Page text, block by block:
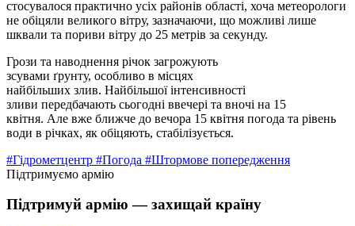
стосувалося практично усіх районів області, хоча метеорологи
не обіцяли великого вітру, зазначаючи, що можливі лише
шквали та пориви вітру до 25 метрів за секунду.
Грози та наводнення річок загрожують
зсувами ґрунту, особливо в місцях
найбільших злив. Найбільшої інтенсивності
зливи передбачають сьогодні ввечері та вночі на 15
квітня. Але вже ближче до вечора 15 квітня погода та рівень
води в річках, як обіцяють, стабілізується.
#Гідрометцентр #Погода #Штормове попередження
Підтримуємо армію
Підтримуй армію — захищай країну